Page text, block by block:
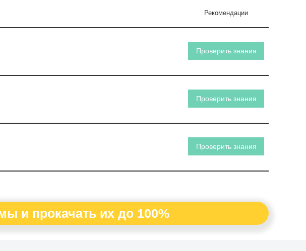
Рекомендации
Проверить знания
Проверить знания
Проверить знания
и прокачать их до 100%